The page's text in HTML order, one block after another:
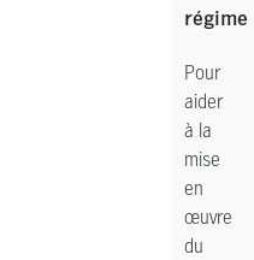
régime
Pour
aider
à la
mise
en
œuvre
du